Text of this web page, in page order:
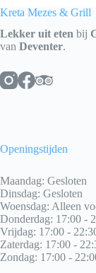
Kreta Mezes & Grill
Lekker uit eten bij
van Deventer.
Openingstijden
Maandag: Gesloten
Dinsdag: Gesloten
Woensdag: Alleen
Donderdag: 17:00 -
Vrijdag: 17:00 -
Zaterdag: 17:00 -
Zondag: 17:00 -